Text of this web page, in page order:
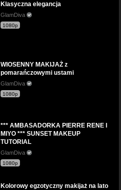
Klasyczna elegancja
GlamDiva
1080p
WIOSENNY MAKIJAŻ z
pomarańczowymi ustami
GlamDiva
1080p
*** AMBASADORKA PIERRE RENE I
MIYO *** SUNSET MAKEUP
TUTORIAL
GlamDiva
1080p
Kolorowy egzotyczny makijaż na lato